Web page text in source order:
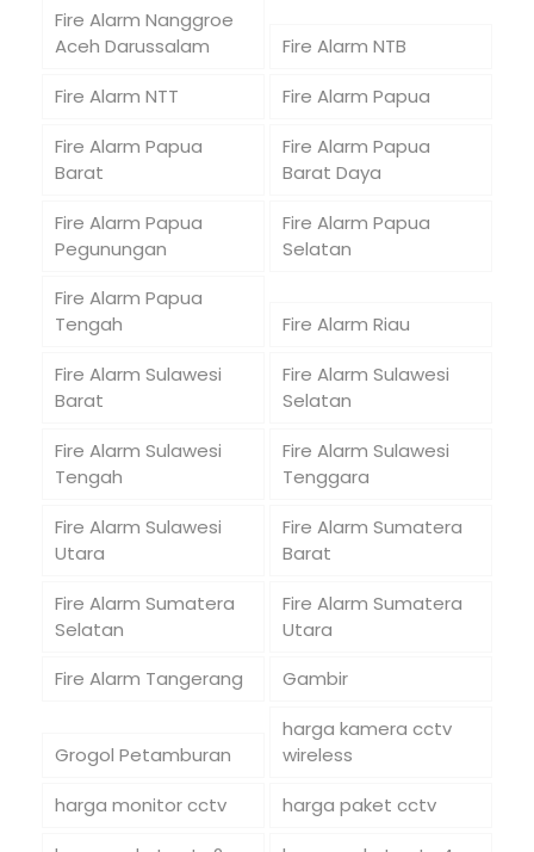
Fire Alarm Nanggroe
Aceh Darussalam
Fire Alarm NTB
Fire Alarm NTT
Fire Alarm Papua
Fire Alarm Papua
Barat
Fire Alarm Papua
Barat Daya
Fire Alarm Papua
Pegunungan
Fire Alarm Papua
Selatan
Fire Alarm Papua
Tengah
Fire Alarm Riau
Fire Alarm Sulawesi
Barat
Fire Alarm Sulawesi
Selatan
Fire Alarm Sulawesi
Tengah
Fire Alarm Sulawesi
Tenggara
Fire Alarm Sulawesi
Utara
Fire Alarm Sumatera
Barat
Fire Alarm Sumatera
Selatan
Fire Alarm Sumatera
Utara
Fire Alarm Tangerang
Gambir
Grogol Petamburan
harga kamera cctv
wireless
harga monitor cctv
harga paket cctv